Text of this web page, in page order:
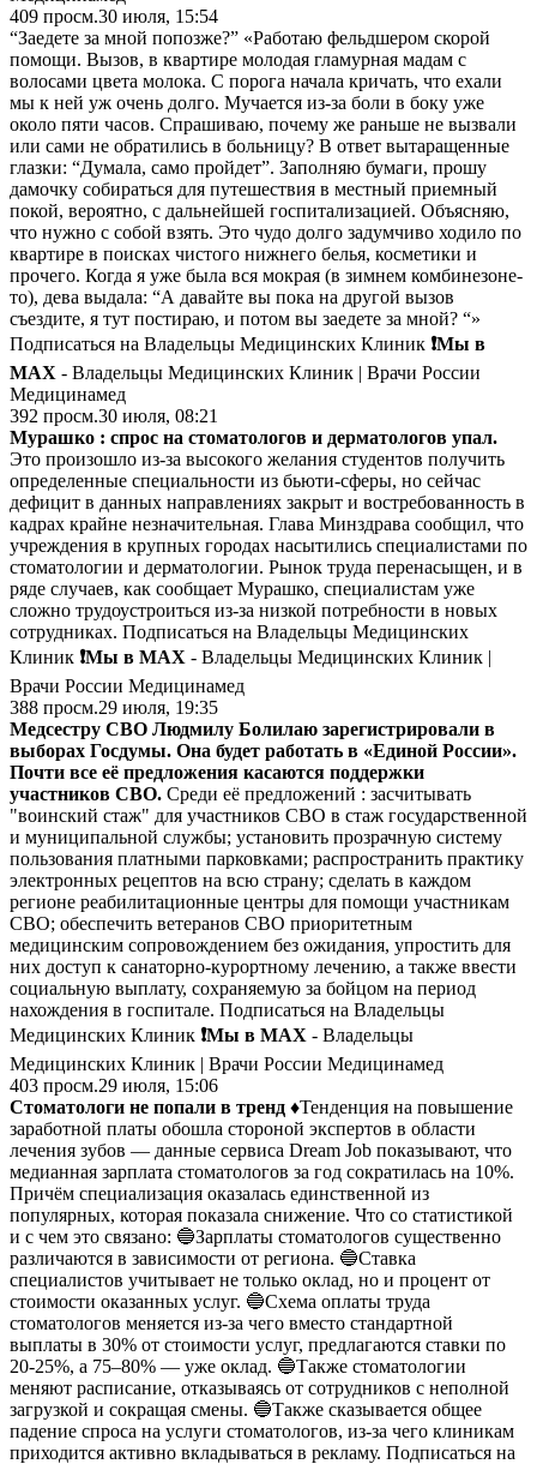
409 просм.30 июля, 15:54
“Заедете за мной попозже?” «Работаю фельдшером скорой
помощи. Вызов, в квартире молодая гламурная мадам с
волосами цвета молока. С порога начала кричать, что ехали
мы к ней уж очень долго. Мучается из-за боли в боку уже
около пяти часов. Спрашиваю, почему же раньше не вызвали
или сами не обратились в больницу? В ответ вытаращенные
глазки: “Думала, само пройдет”. Заполняю бумаги, прошу
дамочку собираться для путешествия в местный приемный
покой, вероятно, с дальнейшей госпитализацией. Объясняю,
что нужно с собой взять. Это чудо долго задумчиво ходило по
квартире в поисках чистого нижнего белья, косметики и
прочего. Когда я уже была вся мокрая (в зимнем комбинезоне-
то), дева выдала: “А давайте вы пока на другой вызов
съездите, я тут постираю, и потом вы заедете за мной? “»
Подписаться на Владельцы Медицинских Клиник ❗️Мы в
MAX - Владельцы Медицинских Клиник | Врачи России
Медицинамед
392 просм.30 июля, 08:21
Мурашко : спрос на стоматологов и дерматологов упал.
Это произошло из-за высокого желания студентов получить
определенные специальности из бьюти-сферы, но сейчас
дефицит в данных направлениях закрыт и востребованность в
кадрах крайне незначительная. Глава Минздрава сообщил, что
учреждения в крупных городах насытились специалистами по
стоматологии и дерматологии. Рынок труда перенасыщен, и в
ряде случаев, как сообщает Мурашко, специалистам уже
сложно трудоустроиться из-за низкой потребности в новых
сотрудниках. Подписаться на Владельцы Медицинских
Клиник ❗️Мы в MAX - Владельцы Медицинских Клиник |
Врачи России Медицинамед
388 просм.29 июля, 19:35
Медсестру СВО Людмилу Болилаю зарегистрировали в
выборах Госдумы. Она будет работать в «Единой России».
Почти все её предложения касаются поддержки
участников СВО. Среди её предложений : засчитывать
"воинский стаж" для участников СВО в стаж государственной
и муниципальной службы; установить прозрачную систему
пользования платными парковками; распространить практику
электронных рецептов на всю страну; сделать в каждом
регионе реабилитационные центры для помощи участникам
СВО; обеспечить ветеранов СВО приоритетным
медицинским сопровождением без ожидания, упростить для
них доступ к санаторно-курортному лечению, а также ввести
социальную выплату, сохраняемую за бойцом на период
нахождения в госпитале. Подписаться на Владельцы
Медицинских Клиник ❗️Мы в MAX - Владельцы
Медицинских Клиник | Врачи России Медицинамед
403 просм.29 июля, 15:06
Стоматологи не попали в тренд ♦️Тенденция на повышение
заработной платы обошла стороной экспертов в области
лечения зубов — данные сервиса Dream Job показывают, что
медианная зарплата стоматологов за год сократилась на 10%.
Причём специализация оказалась единственной из
популярных, которая показала снижение. Что со статистикой
и с чем это связано: 🔵Зарплаты стоматологов существенно
различаются в зависимости от региона. 🔵Ставка
специалистов учитывает не только оклад, но и процент от
стоимости оказанных услуг. 🔵Схема оплаты труда
стоматологов меняется из-за чего вместо стандартной
выплаты в 30% от стоимости услуг, предлагаются ставки по
20-25%, а 75–80% — уже оклад. 🔵Также стоматологии
меняют расписание, отказываясь от сотрудников с неполной
загрузкой и сокращая смены. 🔵Также сказывается общее
падение спроса на услуги стоматологов, из-за чего клиникам
приходится активно вкладываться в рекламу. Подписаться на